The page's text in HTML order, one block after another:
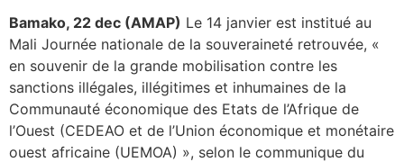
Bamako, 22 dec (AMAP) Le 14 janvier est institué au
Mali Journée nationale de la souveraineté retrouvée, «
en souvenir de la grande mobilisation contre les
sanctions illégales, illégitimes et inhumaines de la
Communauté économique des Etats de l’Afrique de
l’Ouest (CEDEAO et de l’Union économique et monétaire
ouest africaine (UEMOA) », selon le communique du